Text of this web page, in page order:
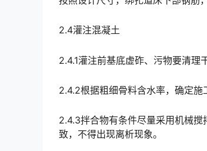
2.4灌注混凝土
2.4.1灌注前基底虚砟、污物要清理
2.4.2根据粗细骨料含水率，确定施
2.4.3拌合物有条件尽量采用机械
致，不得出现离析现象。